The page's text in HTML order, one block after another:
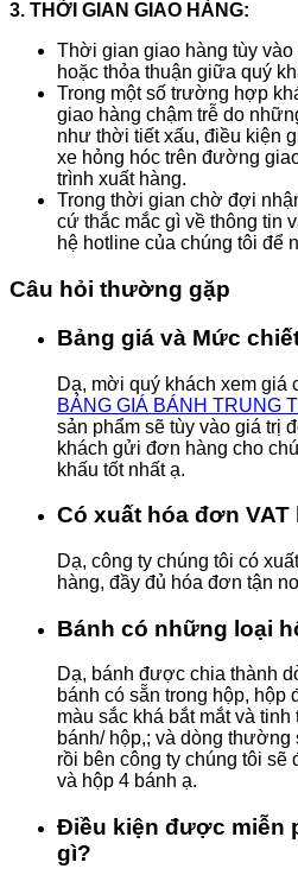
3. THỜI GIAN GIAO HÀNG:
Thời gian giao hàng tùy
hoặc thỏa thuận giữa quý
Trong một số trường hợp
giao hàng chậm trễ do
như thời tiết xấu, điều kiện
xe hỏng hóc trên đường
trình xuất hàng.
Trong thời gian chờ đợi
cứ thắc mắc gì về thông tin
hệ hotline của chúng tôi để
Câu hỏi thường gặp
Bảng giá và Mức
Dạ, mời quý khách xem giá
BẢNG GIÁ BÁNH TRUNG
sản phẩm sẽ tùy vào giá trị
khách gửi đơn hàng cho
khấu tốt nhất ạ.
Có xuất hóa đơn VAT
Dạ, công ty chúng tôi có
hàng, đầy đủ hóa đơn tận
Bánh có những loại
Dạ, bánh được chia thành
bánh có sẵn trong hộp, hộp
màu sắc khá bắt mắt và
bánh/ hộp,; và dòng thường
rồi bên công ty chúng tôi sẽ
và hộp 4 bánh ạ.
Điều kiện được miễn
gì?